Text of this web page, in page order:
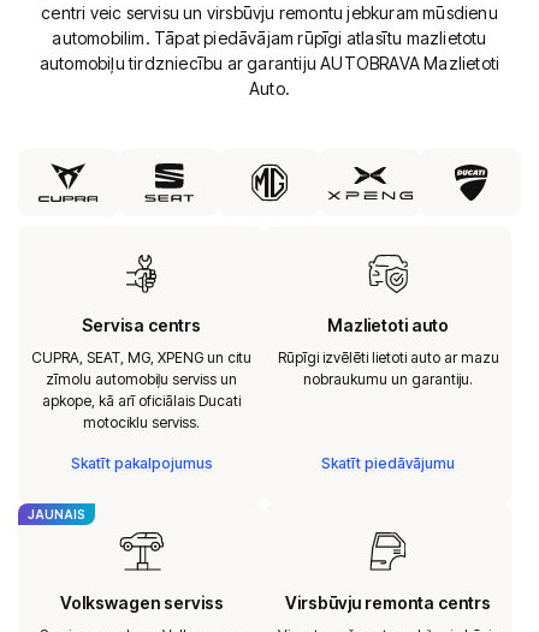
centri veic servisu un virsbūvju remontu jebkuram mūsdienu
automobilim. Tāpat piedāvājam rūpīgi atlasītu mazlietotu
automobiļu tirdzniecību ar garantiju AUTOBRAVA Mazlietoti
Auto.
Servisa centrs
CUPRA, SEAT, MG, XPENG un citu
zīmolu automobiļu serviss un
apkope, kā arī oficiālais Ducati
motociklu serviss.
Skatīt pakalpojumus
Mazlietoti auto
Rūpīgi izvēlēti lietoti auto ar mazu
nobraukumu un garantiju.
Skatīt piedāvājumu
JAUNAIS
Volkswagen serviss Virsbūvju remonta centrs